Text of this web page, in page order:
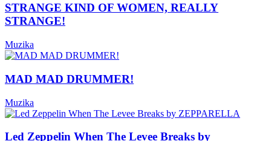
STRANGE KIND OF WOMEN, REALLY
STRANGE!
Muzika
MAD MAD DRUMMER!
Muzika
Led Zeppelin When The Levee Breaks by